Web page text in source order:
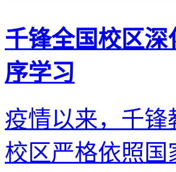
千锋全国校区
序学习
疫情以来，千
校区严格依照